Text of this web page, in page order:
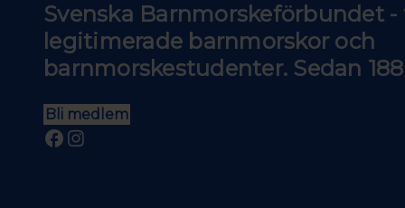
Svenska Barnmorskeförbundet -
legitimerade barnmorskor och
barnmorskestudenter. Sedan
Bli medlem